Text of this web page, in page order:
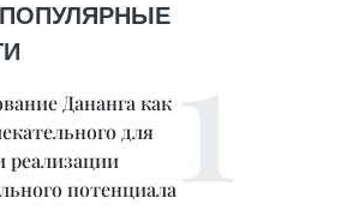
Дананга как
для
реализации
потенциала